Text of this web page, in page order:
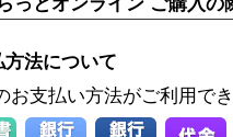
っとオンライン ご購入の
方法について
お支払い方法がご利用で